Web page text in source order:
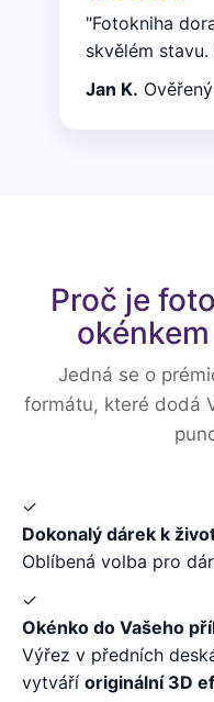
"Fotokniha
skvělém
Jan K.
Proč je
Jedná se o
formátu, které dodá
✓
Dokonalý dárek k
Oblíbená volba pro
✓
Okénko do Vašeho
Výřez v předních
vytváří originální 3D